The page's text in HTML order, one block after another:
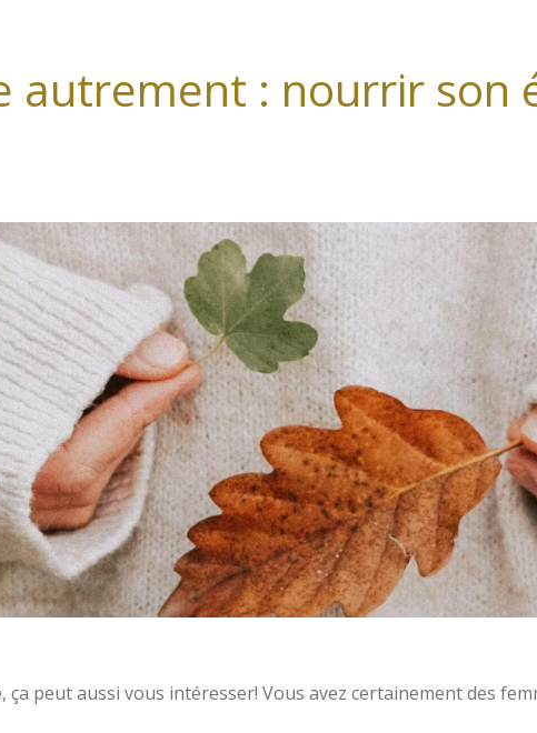
autrement : nourrir son
peut aussi vous intéresser! Vous avez certainement des